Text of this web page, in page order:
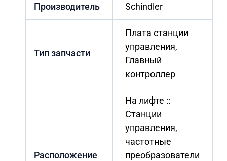
Производитель Schindler
Тип запчасти
Плата станции
управления,
Главный
контроллер
Расположение
На лифте ::
Станции
управления,
частотные
преобразователи